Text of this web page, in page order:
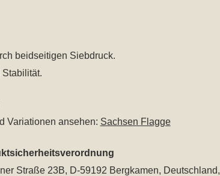
beidseitigen Siebdruck.
Variationen ansehen: Sachsen Flagge
Straße 23B, D-59192 Bergkamen, Deutschland,